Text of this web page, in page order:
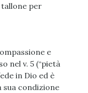
tallone per
e
nel v. 5 (“pietà
in Dio ed è
sua condizione